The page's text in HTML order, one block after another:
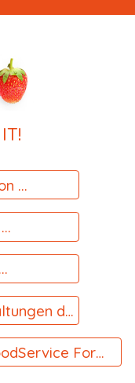
...
Übersicht der Veranstaltungen der ErfaFoodService
Download Anmeldung ErfaFoodService Formular